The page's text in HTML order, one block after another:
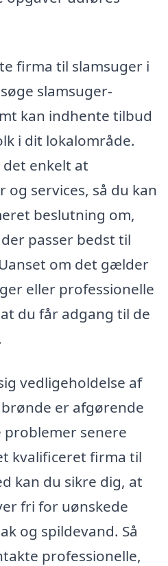
firma til slamsuger i
slamsuger-
kan indhente tilbud
i dit lokalområde.
enkelt at
og services, så du kan
beslutning om,
passer bedst til
om det gælder
eller professionelle
du får adgang til de
vedligeholdelse af
er afgørende
senere
kvalificeret firma til
kan du sikre dig, at
fri for uønskede
og spildevand. Så
professionelle,